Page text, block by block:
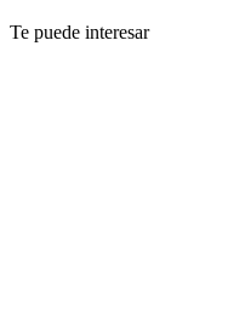
Te puede interesar